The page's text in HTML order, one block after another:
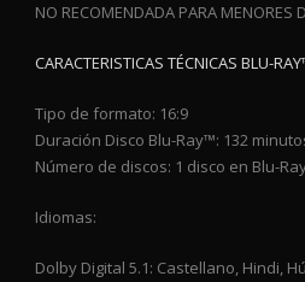
NO RECOMENDADA PARA MENORES
CARACTERISTICAS TÉCNICAS BLU-
Tipo de formato: 16:9
Duración Disco Blu-Ray™: 132
Número de discos: 1 disco en Blu-
Idiomas:
Dolby Digital 5.1: Castellano, Hindi,